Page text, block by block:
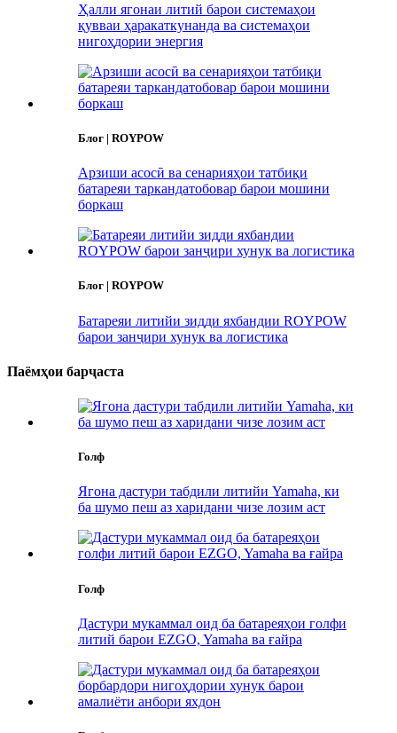
Ҳалли ягонаи литий барои системаҳои
қувваи ҳаракаткунанда ва системаҳои
нигоҳдории энергия
Блог | ROYPOW
Арзиши асосӣ ва сенарияҳои татбиқи
батареяи таркандатобовар барои мошини
боркаш
Блог | ROYPOW
Батареяи литийи зидди яхбандии ROYPOW
барои занҷири хунук ва логистика
Паёмҳои барҷаста
Голф
Ягона дастури табдили литийи Yamaha, ки
ба шумо пеш аз харидани чизе лозим аст
Голф
Дастури мукаммал оид ба батареяҳои голфи
литий барои EZGO, Yamaha ва ғайра